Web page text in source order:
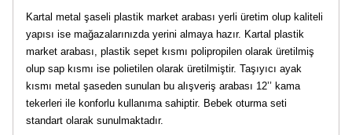
Kartal metal şaseli plastik market arabası yerli üretim olup kaliteli
yapısı ise mağazalarınızda yerini almaya hazır. Kartal plastik
market arabası, plastik sepet kısmı polipropilen olarak üretilmiş
olup sap kısmı ise polietilen olarak üretilmiştir. Taşıyıcı ayak
kısmı metal şaseden sunulan bu alışveriş arabası 12’’ kama
tekerleri ile konforlu kullanıma sahiptir. Bebek oturma seti
standart olarak sunulmaktadır.